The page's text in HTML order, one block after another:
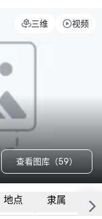
三维 视频
查看图库（59）
地点 隶属 更